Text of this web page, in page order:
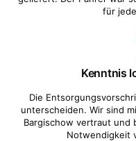
für
Kenntnis
Die
unterscheiden. Wir sind
Bargischow vertraut und
Notwendigkeit